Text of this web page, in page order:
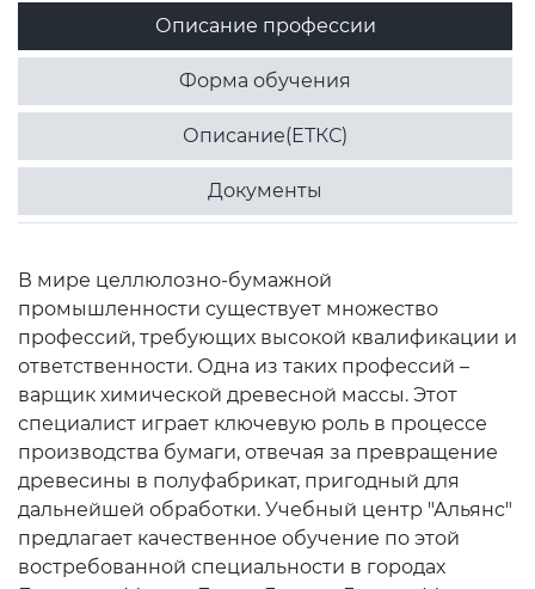
Описание профессии
Форма обучения
Описание(ЕТКС)
Документы
В мире целлюлозно-бумажной
промышленности существует множество
профессий, требующих высокой квалификации и
ответственности. Одна из таких профессий –
варщик химической древесной массы. Этот
специалист играет ключевую роль в процессе
производства бумаги, отвечая за превращение
древесины в полуфабрикат, пригодный для
дальнейшей обработки. Учебный центр "Альянс"
предлагает качественное обучение по этой
востребованной специальности в городах